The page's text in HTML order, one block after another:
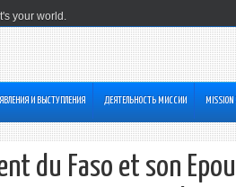
your world.
И ВЫСТУПЛЕНИЯ ДЕЯТЕЛЬНОСТЬ МИССИИ MISSION
du Faso et son